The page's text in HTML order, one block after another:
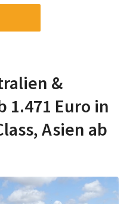
&
1.471 Euro in
Asien ab